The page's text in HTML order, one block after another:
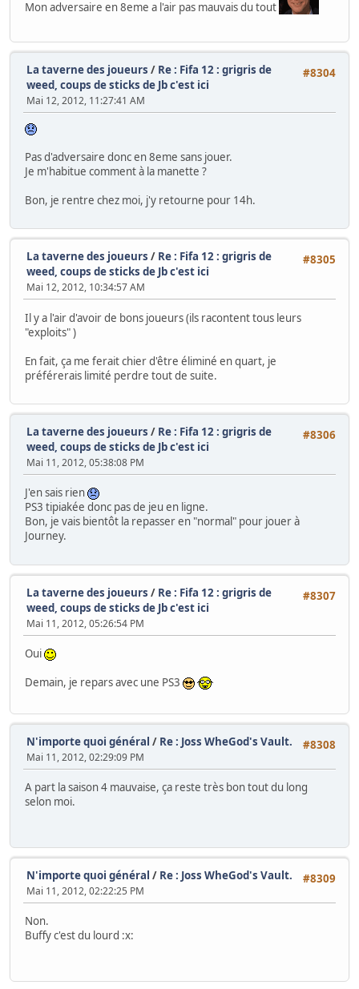
Mon adversaire en 8eme a l'air pas mauvais du tout
#8304
La taverne des joueurs / Re : Fifa 12 : grigris de
weed, coups de sticks de Jb c'est ici
Mai 12, 2012, 11:27:41 AM
Pas d'adversaire donc en 8eme sans jouer.
Je m'habitue comment à la manette ?
Bon, je rentre chez moi, j'y retourne pour 14h.
#8305
La taverne des joueurs / Re : Fifa 12 : grigris de
weed, coups de sticks de Jb c'est ici
Mai 12, 2012, 10:34:57 AM
Il y a l'air d'avoir de bons joueurs (ils racontent tous leurs
"exploits" )
En fait, ça me ferait chier d'être éliminé en quart, je
préférerais limité perdre tout de suite.
#8306
La taverne des joueurs / Re : Fifa 12 : grigris de
weed, coups de sticks de Jb c'est ici
Mai 11, 2012, 05:38:08 PM
J'en sais rien
PS3 tipiakée donc pas de jeu en ligne.
Bon, je vais bientôt la repasser en "normal" pour jouer à
Journey.
#8307
La taverne des joueurs / Re : Fifa 12 : grigris de
weed, coups de sticks de Jb c'est ici
Mai 11, 2012, 05:26:54 PM
Oui
Demain, je repars avec une PS3
#8308
N'importe quoi général / Re : Joss WheGod's Vault.
Mai 11, 2012, 02:29:09 PM
A part la saison 4 mauvaise, ça reste très bon tout du long
selon moi.
#8309
N'importe quoi général / Re : Joss WheGod's Vault.
Mai 11, 2012, 02:22:25 PM
Non.
Buffy c'est du lourd :x: